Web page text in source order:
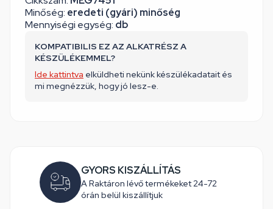
Minőség: eredeti (gyári) minőség
Mennyiségi egység: db
KOMPATIBILIS EZ AZ ALKATRÉSZ A
KÉSZÜLÉKEMMEL?
Ide kattintva elküldheti nekünk készülékadatait és
mi megnézzük, hogy jó lesz-e.
GYORS KISZÁLLÍTÁS
A Raktáron lévő termékeket 24-72
órán belül kiszállítjuk